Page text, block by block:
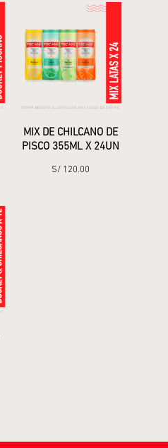
MIX DE CHILCANO DE
PISCO 355ML X 24UN
S/120.00